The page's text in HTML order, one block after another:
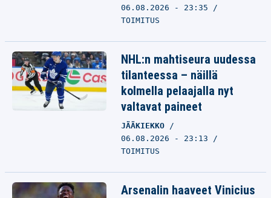
06.08.2026 - 23:35
TOIMITUS
NHL:n mahtiseura uudessa
tilanteessa – näillä
kolmella pelaajalla nyt
valtavat paineet
JÄÄKIEKKO
06.08.2026 - 23:13
TOIMITUS
Arsenalin haaveet Vinicius